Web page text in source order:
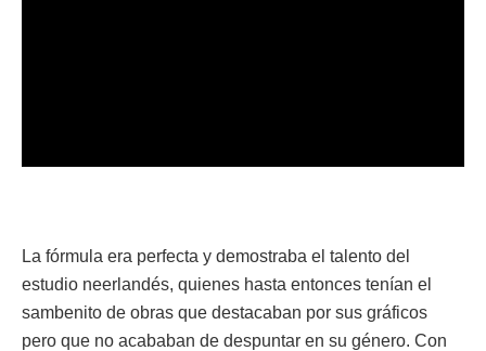
La fórmula era perfecta y demostraba el talento del
estudio neerlandés, quienes hasta entonces tenían el
sambenito de obras que destacaban por sus gráficos
pero que no acababan de despuntar en su género. Con